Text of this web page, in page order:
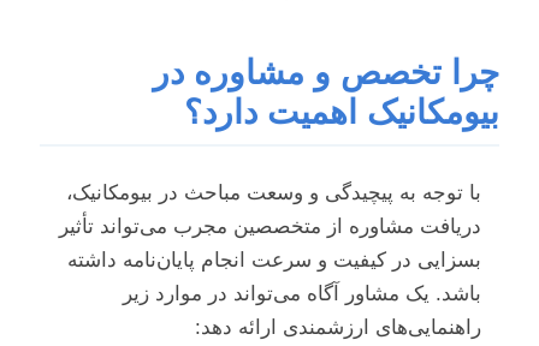
چرا تخصص و مشاوره در
بیومکانیک اهمیت دارد؟
با توجه به پیچیدگی و وسعت مباحث در بیومکانیک،
دریافت مشاوره از متخصصین مجرب می‌تواند تأثیر
بسزایی در کیفیت و سرعت انجام پایان‌نامه داشته
باشد. یک مشاور آگاه می‌تواند در موارد زیر
راهنمایی‌های ارزشمندی ارائه دهد: